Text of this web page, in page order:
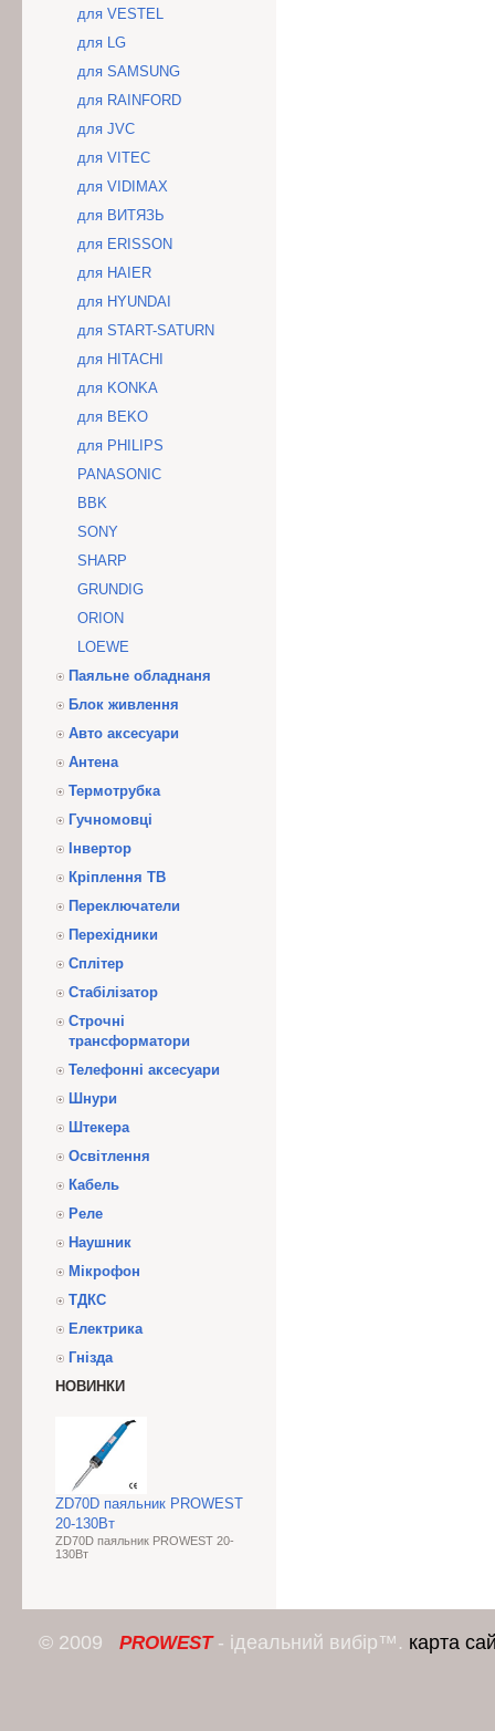
для VESTEL
для LG
для SAMSUNG
для RAINFORD
для JVC
для VITEC
для VIDIMAX
для ВИТЯЗЬ
для ERISSON
для HAIER
для HYUNDAI
для START-SATURN
для HITACHI
для KONKA
для BEKO
для PHILIPS
PANASONIC
BBK
SONY
SHARP
GRUNDIG
ORION
LOEWE
Паяльне обладнаня
Блок живлення
Авто аксесуари
Антена
Термотрубка
Гучномовці
Інвертор
Кріплення ТВ
Переключатели
Перехідники
Сплітер
Стабілізатор
Строчні
трансформатори
Телефонні аксесуари
Шнури
Штекера
Освітлення
Кабель
Реле
Наушник
Мікрофон
ТДКС
Електрика
Гнізда
НОВИНКИ
ZD70D паяльник PROWEST
20-130Вт
ZD70D паяльник PROWEST 20-
130Вт
© 2009 PROWEST- ідеальний вибір™. карта